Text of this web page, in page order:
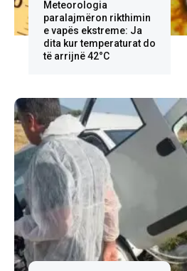
Meteorologia
paralajmëron rikthimin
e vapës ekstreme: Ja
dita kur temperaturat do
të arrijnë 42°C